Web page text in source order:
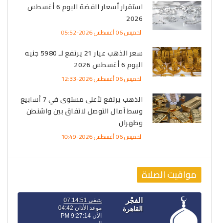
استقرار أسعار الفضة اليوم 6 أغسطس
2026
الخميس 06 أغسطس 2026-05:52
سعر الذهب عيار 21 يرتفع لـ 5980 جنيه
اليوم 6 أغسطس 2026
الخميس 06 أغسطس 2026-12:33
الذهب يرتفع لأعلى مستوى في 7 أسابيع
وسط آمال التوصل لاتفاق بين واشنطن
وطهران
الخميس 06 أغسطس 2026-10:49
مواقيت الصلاة